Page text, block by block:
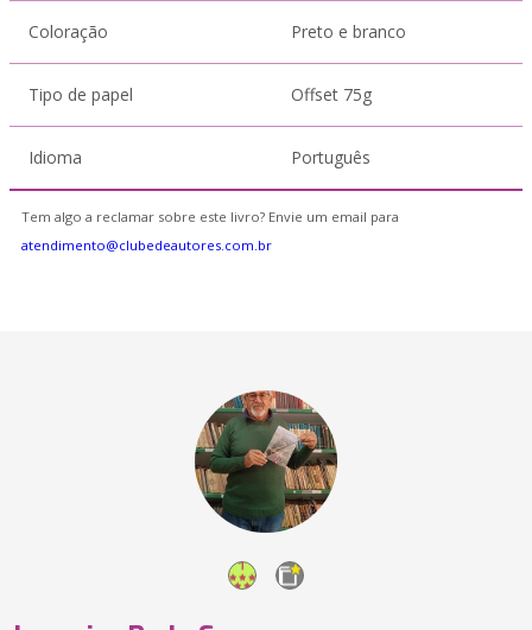
Coloração Preto e branco
Tipo de papel Offset 75g
Idioma Português
Tem algo a reclamar sobre este livro? Envie um email para
atendimento@clubedeautores.com.br